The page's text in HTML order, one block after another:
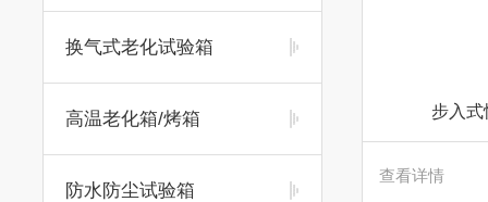
换气式老化试验箱
高温老化箱/烤箱
防水防尘试验箱
步入
查看详情